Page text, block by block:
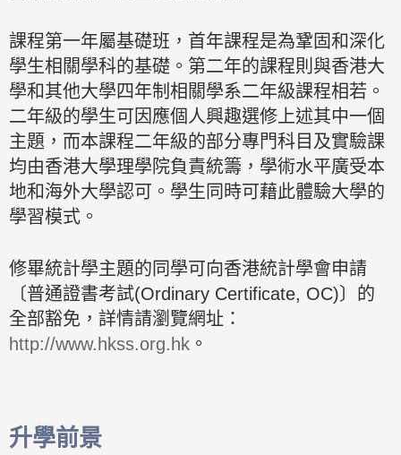
課程第一年屬基礎班，首年課程是為鞏固和深化
學生相關學科的基礎。第二年的課程則與香港大
學和其他大學四年制相關學系二年級課程相若。
二年級的學生可因應個人興趣選修上述其中一個
主題，而本課程二年級的部分專門科目及實驗課
均由香港大學理學院負責統籌，學術水平廣受本
地和海外大學認可。學生同時可藉此體驗大學的
學習模式。
修畢統計學主題的同學可向香港統計學會申請
〔普通證書考試(Ordinary Certificate, OC)〕的
全部豁免，詳情請瀏覽網址：
http://www.hkss.org.hk 。
升學前景